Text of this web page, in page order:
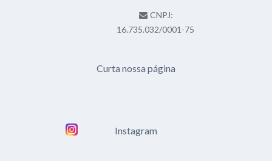
CNPJ:
16.735.032/0001-75
Curta nossa página
Instagram